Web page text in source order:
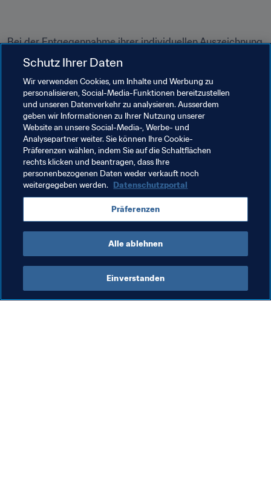
Bei der Entgegennahme ihrer individuellen Auszeichnung
betonen die Geehrten mit schöner Regelmäßigkeit, dass
verdanken. Selten dürfte dies aber so zutreffend sein wie
in dem Fall, dass eine Spielerin aus Lyon The Best FIFA-
Weltfussballerin wird.
Auch Sie können teilnehmen und Ihre Stimme für The
Best abgeben.
Verwandte Themen
France
Schutz Ihrer Daten
Wir verwenden Cookies, um Inhalte und Werbung zu
personalisieren, Social-Media-Funktionen bereitzustellen
und unseren Datenverkehr zu analysieren. Ausserdem
geben wir Informationen zu Ihrer Nutzung unserer
Website an unsere Social-Media-, Werbe- und
Analysepartner weiter. Sie können Ihre Cookie-
Präferenzen wählen, indem Sie auf die Schaltflächen
rechts klicken und beantragen, dass Ihre
personenbezogenen Daten weder verkauft noch
weitergegeben werden. Datenschutzportal
Präferenzen
Alle ablehnen
Einverstanden